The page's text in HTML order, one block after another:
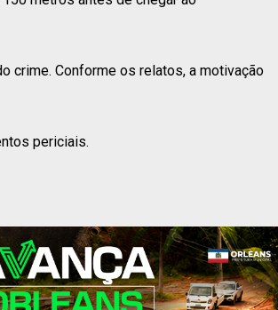
crime. Conforme os relatos, a motivação
periciais.